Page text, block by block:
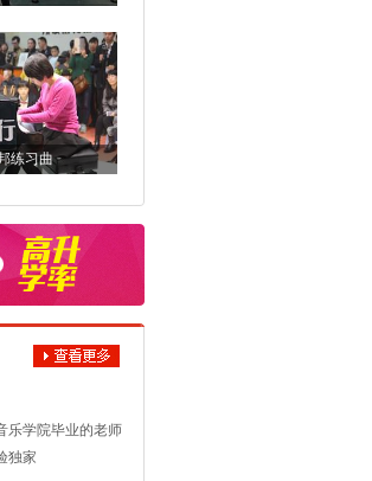
练习曲
乐学院毕业的老师
独家